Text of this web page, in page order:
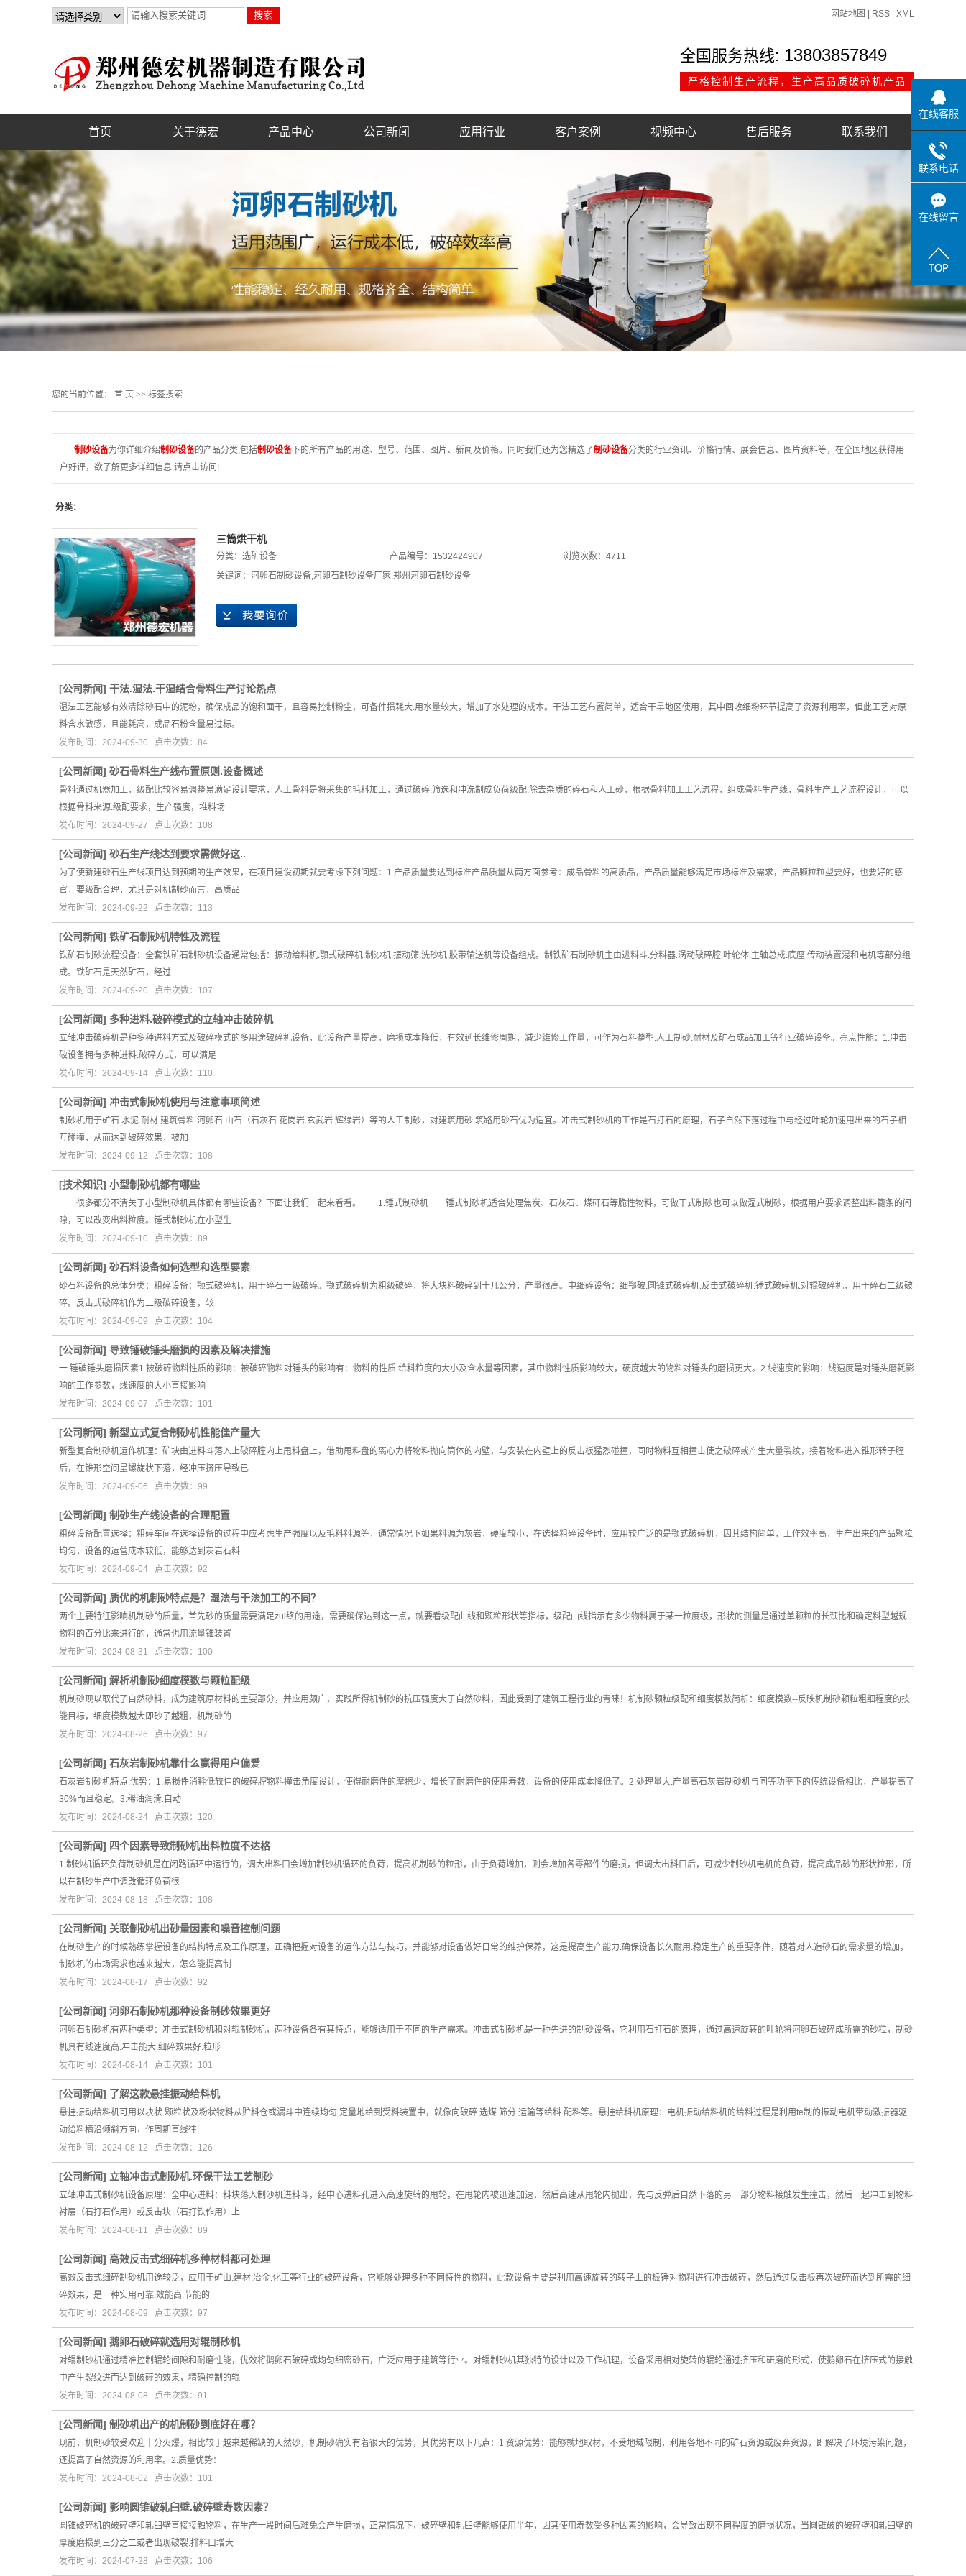
网站地图 RSS XML
全国服务热线: 13803857849
严格控制生产流程，生产高品质破碎机产品
首页 关于德宏
资质证书
产品中心
破碎机
砂石设备
选矿设备
公司新闻
行业新闻
技术知识
应用行业 客户案例 视频中心 售后服务 联系我们
您的当前位置： 首 页 >> 标签搜索
制砂设备为你详细介绍制砂设备的产品分类,包括制砂设备 下的所有产品的用途、型号、范围、图片、新闻及价格。同时我们还为您精选了制砂设备分类的行业资讯、价格行情、展会信息、图片资料等，在全国地区获得用
户好评，欲了解更多详细信息,请点击访问!
分类：
三筒烘干机
分类： 选矿设备 产品编号：1532424907
浏览次数：4711
关键词： 河卵石制砂设备,河卵石制砂设备厂家,郑州河卵石制砂设备
[公司新闻] 干法.湿法.干湿结合骨料生产讨论热点
湿法工艺能够有效清除砂石中的泥粉，确保成品的饱和面干，且容易控制粉尘，可备件损耗大.用水量较大，增加了水处理的成本。干法工艺布置简单，适合干旱地区使用，其中回收细粉环节提高了资源利用率，但此工艺对原
料含水敏感，且能耗高，成品石粉含量易过标。
发布时间：2024-09-30 点击次数：84
[公司新闻] 砂石骨料生产线布置原则.设备概述
骨料通过机器加工，级配比较容易调整易满足设计要求，人工骨料是将采集的毛料加工，通过破碎.筛选和冲洗制成负荷级配.除去杂质的碎石和人工砂，根据骨料加工工艺流程，组成骨料生产线，骨料生产工艺流程设计，可以
根据骨料来源.级配要求，生产强度，堆料场
发布时间：2024-09-27 点击次数：108
[公司新闻] 砂石生产线达到要求需做好这..
为了使新建砂石生产线项目达到预期的生产效果，在项目建设初期就要考虑下列问题：1.产品质量要达到标准产品质量从两方面参考：成品骨料的高质品，产品质量能够满足市场标准及需求，产品颗粒粒型要好，也要好的感
官，要级配合理，尤其是对机制砂而言，高质品
发布时间：2024-09-22 点击次数：113
[公司新闻] 铁矿石制砂机特性及流程
铁矿石制砂流程设备：全套铁矿石制砂机设备通常包括：振动给料机.颚式破碎机.制沙机.振动筛.洗砂机.胶带输送机等设备组成。制铁矿石制砂机主由进料斗.分料器.涡动破碎腔.叶轮体.主轴总成.底座.传动装置混和电机等部分组
成。铁矿石是天然矿石，经过
发布时间：2024-09-20 点击次数：107
[公司新闻] 多种进料.破碎模式的立轴冲击破碎机
立轴冲击破碎机是种多种进料方式及破碎模式的多用途破碎机设备，此设备产量提高，磨损成本降低，有效延长维修周期，减少维修工作量，可作为石料整型.人工制砂.耐材及矿石成品加工等行业破碎设备。亮点性能：1.冲击
破设备拥有多种进料.破碎方式，可以满足
发布时间：2024-09-14 点击次数：110
[公司新闻] 冲击式制砂机使用与注意事项简述
制砂机用于矿石.水泥.耐材.建筑骨料.河卵石.山石（石灰石.花岗岩.玄武岩.辉绿岩）等的人工制砂，对建筑用砂.筑路用砂石优为适宜。冲击式制砂机的工作是石打石的原理，石子自然下落过程中与经过叶轮加速甩出来的石子相
互碰撞，从而达到破碎效果，被加
发布时间：2024-09-12 点击次数：108
[技术知识] 小型制砂机都有哪些
很多都分不清关于小型制砂机具体都有哪些设备？下面让我们一起来看看。 1.锤式制砂机 锤式制砂机适合处理焦炭、石灰石、煤矸石等脆性物料，可做干式制砂也可以做湿式制砂，根据用户要求调整出料篦条的间
隙，可以改变出料粒度。锤式制砂机在小型生
发布时间：2024-09-10 点击次数：89
[公司新闻] 砂石料设备如何选型和选型要素
砂石料设备的总体分类：粗碎设备：颚式破碎机，用于碎石一级破碎。颚式破碎机为粗级破碎，将大块料破碎到十几公分，产量很高。中细碎设备：细鄂破.圆锥式破碎机.反击式破碎机.锤式破碎机.对辊破碎机，用于碎石二级破
碎。反击式破碎机作为二级破碎设备，较
发布时间：2024-09-09 点击次数：104
[公司新闻] 导致锤破锤头磨损的因素及解决措施
一.锤破锤头磨损因素1.被破碎物料性质的影响：被破碎物料对锤头的影响有：物料的性质.给料粒度的大小及含水量等因素，其中物料性质影响较大，硬度越大的物料对锤头的磨损更大。2.线速度的影响：线速度是对锤头磨耗影
响的工作参数，线速度的大小直接影响
发布时间：2024-09-07 点击次数：101
[公司新闻] 新型立式复合制砂机性能佳产量大
新型复合制砂机运作机理：矿块由进料斗落入上破碎腔内上甩料盘上，借助甩料盘的离心力将物料抛向筒体的内壁，与安装在内壁上的反击板猛烈碰撞，同时物料互相撞击使之破碎或产生大量裂纹，接着物料进入锥形转子腔
后，在锥形空间呈螺旋状下落，经冲压挤压导致已
发布时间：2024-09-06 点击次数：99
[公司新闻] 制砂生产线设备的合理配置
粗碎设备配置选择：粗碎车间在选择设备的过程中应考虑生产强度以及毛料料源等，通常情况下如果料源为灰岩，硬度较小，在选择粗碎设备时，应用较广泛的是颚式破碎机，因其结构简单，工作效率高，生产出来的产品颗粒
均匀，设备的运营成本较低，能够达到灰岩石料
发布时间：2024-09-04 点击次数：92
[公司新闻] 质优的机制砂特点是？湿法与干法加工的不同？
两个主要特征影响机制砂的质量，首先砂的质量需要满足zui终的用途，需要确保达到这一点，就要看级配曲线和颗粒形状等指标，级配曲线指示有多少物料属于某一粒度级，形状的测量是通过单颗粒的长颈比和确定料型越规
物料的百分比来进行的，通常也用流量锥装置
发布时间：2024-08-31 点击次数：100
[公司新闻] 解析机制砂细度模数与颗粒配级
机制砂现以取代了自然砂料，成为建筑原材料的主要部分，并应用颇广，实践所得机制砂的抗压强度大于自然砂料，因此受到了建筑工程行业的青睐！机制砂颗粒级配和细度模数简析：细度模数--反映机制砂颗粒粗细程度的技
能目标，细度模数越大即砂子越粗，机制砂的
发布时间：2024-08-26 点击次数：97
[公司新闻] 石灰岩制砂机靠什么赢得用户偏爱
石灰岩制砂机特点.优势：1.易损件消耗低较佳的破碎腔物料撞击角度设计，使得耐磨件的摩擦少，增长了耐磨件的使用寿数，设备的使用成本降低了。2.处理量大.产量高石灰岩制砂机与同等功率下的传统设备相比，产量提高了
30%而且稳定。3.稀油润滑.自动
发布时间：2024-08-24 点击次数：120
[公司新闻] 四个因素导致制砂机出料粒度不达格
1.制砂机循环负荷制砂机是在闭路循环中运行的，调大出料口会增加制砂机循环的负荷，提高机制砂的粒形，由于负荷增加，则会增加各零部件的磨损，但调大出料口后，可减少制砂机电机的负荷，提高成品砂的形状粒形，所
以在制砂生产中调改循环负荷很
发布时间：2024-08-18 点击次数：108
[公司新闻] 关联制砂机出砂量因素和噪音控制问题
在制砂生产的时候熟练掌握设备的结构特点及工作原理，正确把握对设备的运作方法与技巧，并能够对设备做好日常的维护保养，这是提高生产能力.确保设备长久耐用.稳定生产的重要条件，随着对人造砂石的需求量的增加，
制砂机的市场需求也越来越大，怎么能提高制
发布时间：2024-08-17 点击次数：92
[公司新闻] 河卵石制砂机那种设备制砂效果更好
河卵石制砂机有两种类型：冲击式制砂机和对辊制砂机，两种设备各有其特点，能够适用于不同的生产需求。冲击式制砂机是一种先进的制砂设备，它利用石打石的原理，通过高速旋转的叶轮将河卵石破碎成所需的砂粒，制砂
机具有线速度高.冲击能大.细碎效果好.粒形
发布时间：2024-08-14 点击次数：101
[公司新闻] 了解这款悬挂振动给料机
悬挂振动给料机可用以块状.颗粒状及粉状物料从贮料仓或漏斗中连续均匀.定量地给到受料装置中，就像向破碎.选煤.筛分.运输等给料.配料等。悬挂给料机原理：电机振动给料机的给料过程是利用te制的振动电机带动激振器驱
动给料槽沿倾斜方向，作周期直线往
发布时间：2024-08-12 点击次数：126
[公司新闻] 立轴冲击式制砂机.环保干法工艺制砂
立轴冲击式制砂机设备原理：全中心进料：料块落入制沙机进料斗，经中心进料孔进入高速旋转的甩轮，在甩轮内被迅速加速，然后高速从甩轮内抛出，先与反弹后自然下落的另一部分物料接触发生撞击，然后一起冲击到物料
衬层（石打石作用）或反击块（石打铁作用）上
发布时间：2024-08-11 点击次数：89
[公司新闻] 高效反击式细碎机多种材料都可处理
高效反击式细碎制砂机用途较泛，应用于矿山.建材.冶金.化工等行业的破碎设备，它能够处理多种不同特性的物料，此款设备主要是利用高速旋转的转子上的板锤对物料进行冲击破碎，然后通过反击板再次破碎而达到所需的细
碎效果，是一种实用可靠.效能高.节能的
发布时间：2024-08-09 点击次数：97
[公司新闻] 鹅卵石破碎就选用对辊制砂机
对辊制砂机通过精准控制辊轮间隙和耐磨性能，优效将鹅卵石破碎成均匀细密砂石，广泛应用于建筑等行业。对辊制砂机其独特的设计以及工作机理，设备采用相对旋转的辊轮通过挤压和研磨的形式，使鹅卵石在挤压式的接触
中产生裂纹进而达到破碎的效果，精确控制的辊
发布时间：2024-08-08 点击次数：91
[公司新闻] 制砂机出产的机制砂到底好在哪？
现前，机制砂较受欢迎十分火爆，相比较于越来越稀缺的天然砂，机制砂确实有着很大的优势，其优势有以下几点：1.资源优势：能够就地取材，不受地域限制，利用各地不同的矿石资源或废弃资源，即解决了环境污染问题，
还提高了自然资源的利用率。2.质量优势：
发布时间：2024-08-02 点击次数：101
[公司新闻] 影响圆锥破轧臼壁.破碎壁寿数因素？
圆锥破碎机的破碎壁和轧臼壁直接接触物料，在生产一段时间后难免会产生磨损，正常情况下，破碎壁和轧臼壁能够使用半年，因其使用寿数受多种因素的影响，会导致出现不同程度的磨损状况，当圆锥破的破碎壁和轧臼壁的
厚度磨损到三分之二或者出现破裂.排料口增大
发布时间：2024-07-28 点击次数：106
在线客服
联系电话
在线留言